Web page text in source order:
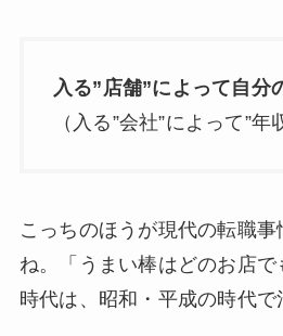
入る”店舗”によって自分
（入る”会社”によって”年
こっちのほうが現代の転職事
ね。「うまい棒はどのお店で
時代は、昭和・平成の時代で